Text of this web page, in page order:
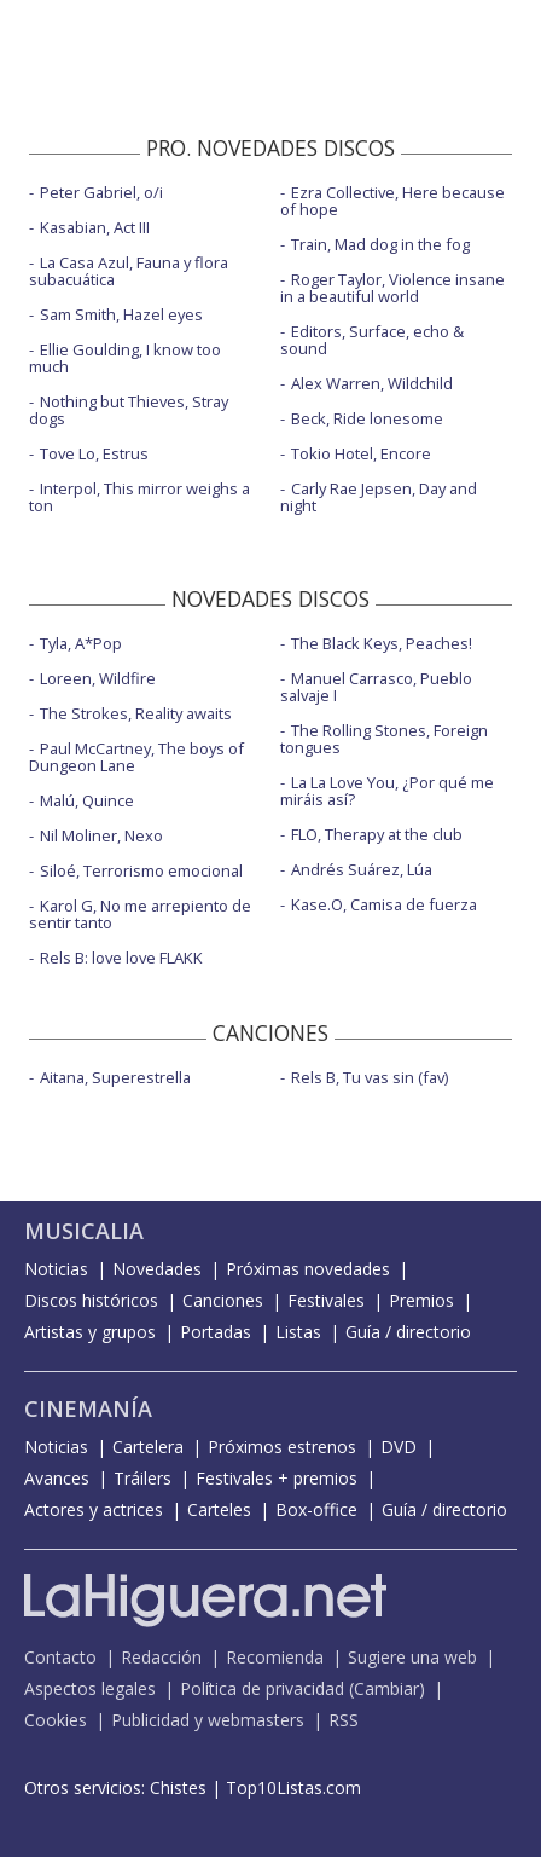
PRO. NOVEDADES DISCOS
Peter Gabriel, o/i
Kasabian, Act III
La Casa Azul, Fauna y flora
subacuática
Sam Smith, Hazel eyes
Ellie Goulding, I know too
much
Nothing but Thieves, Stray
dogs
Tove Lo, Estrus
Interpol, This mirror weighs a
ton
Ezra Collective, Here because
of hope
Train, Mad dog in the fog
Roger Taylor, Violence insane
in a beautiful world
Editors, Surface, echo &
sound
Alex Warren, Wildchild
Beck, Ride lonesome
Tokio Hotel, Encore
Carly Rae Jepsen, Day and
night
NOVEDADES DISCOS
Tyla, A*Pop
Loreen, Wildfire
The Strokes, Reality awaits
Paul McCartney, The boys of
Dungeon Lane
Malú, Quince
Nil Moliner, Nexo
Siloé, Terrorismo emocional
Karol G, No me arrepiento de
sentir tanto
Rels B: love love FLAKK
The Black Keys, Peaches!
Manuel Carrasco, Pueblo
salvaje I
The Rolling Stones, Foreign
tongues
La La Love You, ¿Por qué me
miráis así?
FLO, Therapy at the club
Andrés Suárez, Lúa
Kase.O, Camisa de fuerza
CANCIONES
Aitana, Superestrella Rels B, Tu vas sin (fav)
MUSICALIA
Noticias Novedades
Próximas novedades
Discos históricos
Canciones Festivales
Premios
Artistas y grupos
Portadas Listas Guía / directorio
CINEMANÍA
Noticias Cartelera Próximos estrenos
DVD
Avances
Tráilers
Festivales + premios
Actores y actrices
Carteles Box-office Guía / directorio
Contacto Redacción Recomienda
Sugiere una web
Aspectos legales
Política de privacidad (Cambiar)
Cookies
Publicidad y webmasters RSS
Otros servicios: Chistes | Top10Listas.com